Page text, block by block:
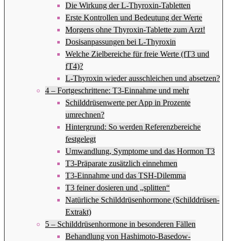
Die Wirkung der L-Thyroxin-Tabletten
Erste Kontrollen und Bedeutung der Werte
Morgens ohne Thyroxin-Tablette zum Arzt!
Dosisanpassungen bei L-Thyroxin
Welche Zielbereiche für freie Werte (fT3 und
fT4)?
L-Thyroxin wieder ausschleichen und absetzen?
4 – Fortgeschrittene: T3-Einnahme und mehr
Schilddrüsenwerte per App in Prozente
umrechnen?
Hintergrund: So werden Referenzbereiche
festgelegt
Umwandlung, Symptome und das Hormon T3
T3-Präparate zusätzlich einnehmen
T3-Einnahme und das TSH-Dilemma
T3 feiner dosieren und „splitten“
Natürliche Schilddrüsenhormone (Schilddrüsen-
Extrakt)
5 – Schilddrüsenhormone in besonderen Fällen
Behandlung von Hashimoto-Basedow-